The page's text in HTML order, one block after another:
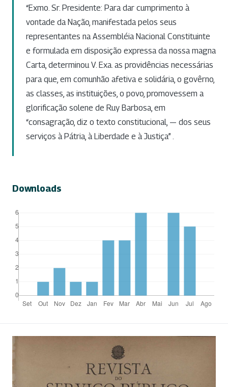
“Exmo. Sr. Presidente: Para dar cumprimento à
vontade da Nação, manifestada pelos seus
representantes na Assembléia Nacional Constituinte
e formulada em disposição expressa da nossa magna
Carta, determinou V. Exa. as providências necessárias
para que, em comunhão afetiva e solidária, o govêrno,
as classes, as instituições, o povo, promovessem a
glorificação solene de Ruy Barbosa, em
“consagração, diz o texto constitucional, — dos seus
serviços à Pátria, à Liberdade e à Justiça” .
Downloads